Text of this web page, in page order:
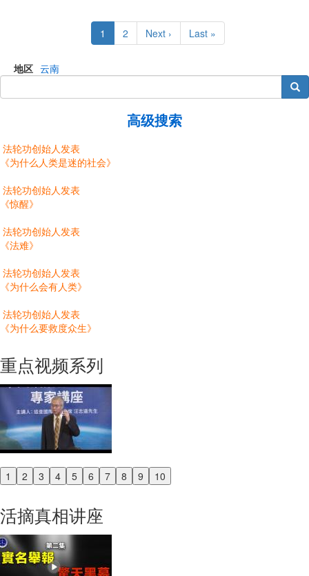
Current
page
1 Page
2
Next
page
Next ›
Last
page
Last »
地区 云南
搜索
高级搜索
法轮功创始人发表
《为什么人类是迷的社会》
法轮功创始人发表
《惊醒》
法轮功创始人发表
《法难》
法轮功创始人发表
《为什么会有人类》
法轮功创始人发表
《为什么要救度众生》
重点视频系列
1 2 3 4 5 6 7 8 9 10
Previous
活摘真相讲座